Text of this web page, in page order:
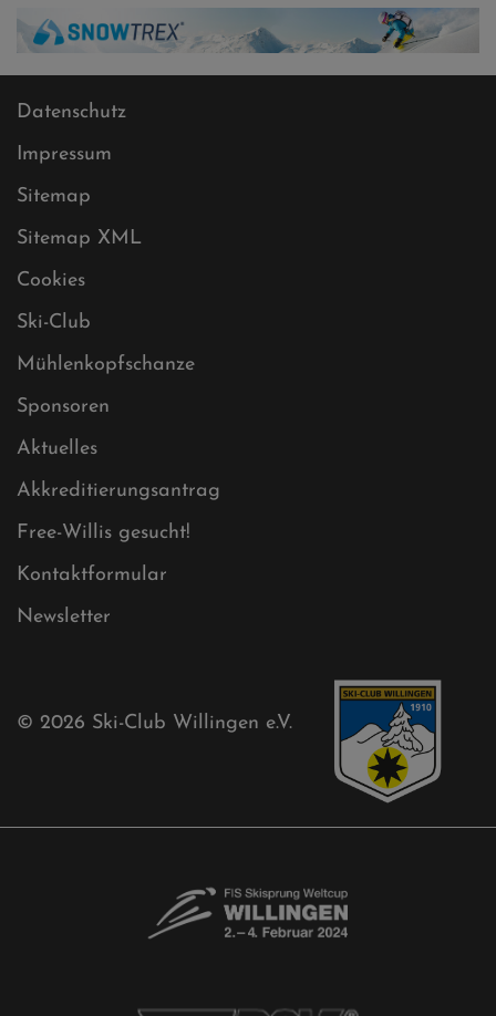
Datenschutz
Impressum
Sitemap
Sitemap XML
Cookies
Ski-Club
Mühlenkopfschanze
Kontaktformular